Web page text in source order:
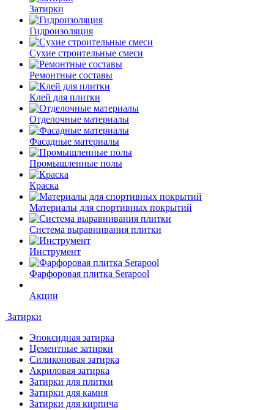
Затирки
Гидроизоляция
Сухие строительные смеси
Ремонтные составы
Клей для плитки
Отделочные материалы
Фасадные материалы
Промышленные полы
Краска
Материалы для спортивных покрытий
Система выравнивания плитки
Инструмент
Фарфоровая плитка Serapool
Акции
Затирки
Эпоксидная затирка
Цементные затирки
Силиконовая затирка
Акриловая затирка
Затирки для плитки
Затирки для камня
Затирки для кирпича